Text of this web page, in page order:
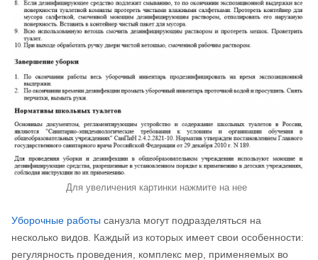
Для увеличения картинки нажмите на нее
Уборочные работы санузла могут подразделяться на
несколько видов. Каждый из которых имеет свои особенности:
регулярность проведения, комплекс мер, применяемых во